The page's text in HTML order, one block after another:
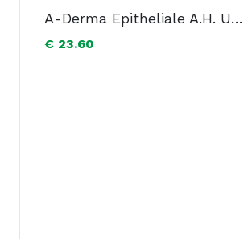
A-Derma Epitheliale A.H. Ultra Creme Reparador 40ml
€ 23.60